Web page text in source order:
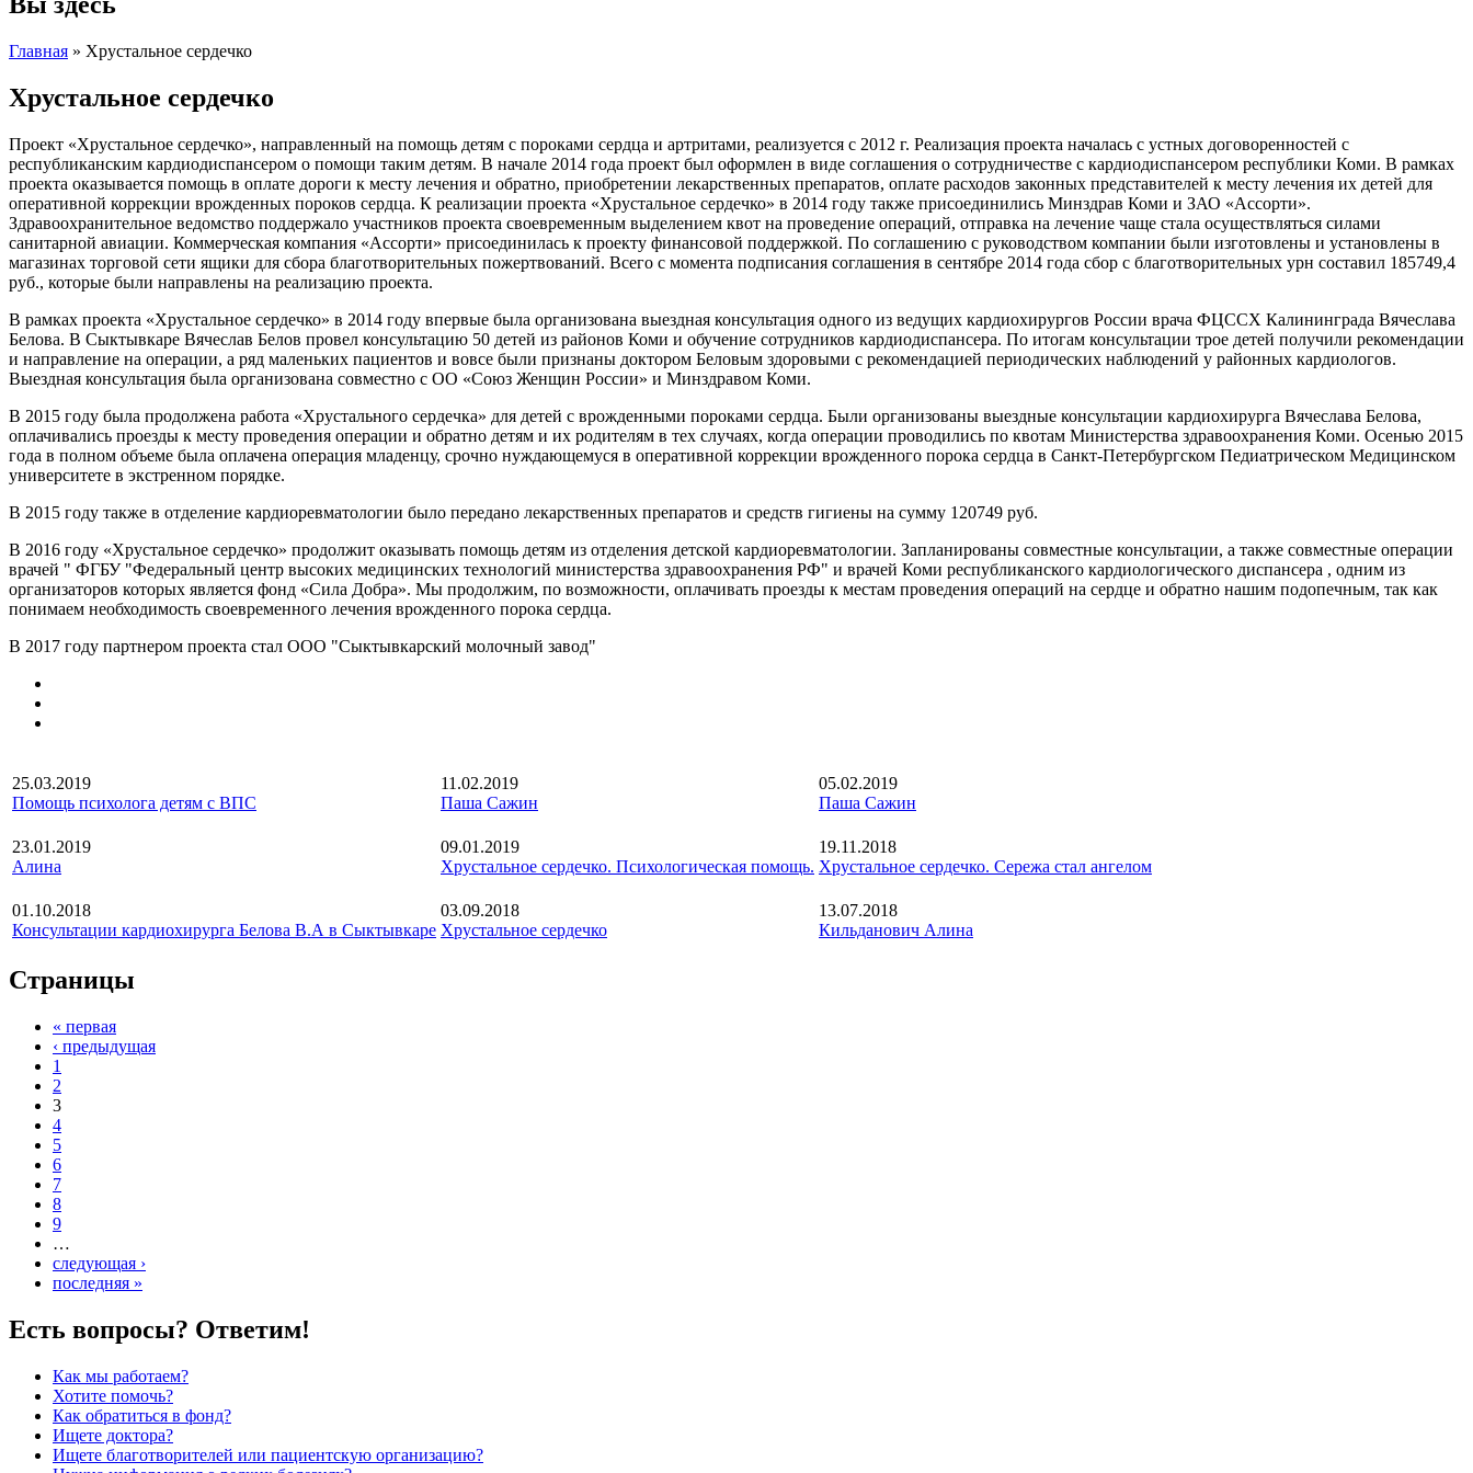
Главная » Хрустальное сердечко
Хрустальное сердечко
Проект «Хрустальное сердечко», направленный на помощь детям с пороками сердца и артритами, реализуется с 2012 г. Реализация проекта началась с устных договоренностей с
республиканским кардиодиспансером о помощи таким детям. В начале 2014 года проект был оформлен в виде соглашения о сотрудничестве с кардиодиспансером республики Коми. В рамках
проекта оказывается помощь в оплате дороги к месту лечения и обратно, приобретении лекарственных препаратов, оплате расходов законных представителей к месту лечения их детей для
оперативной коррекции врожденных пороков сердца. К реализации проекта «Хрустальное сердечко» в 2014 году также присоединились Минздрав Коми и ЗАО «Ассорти».
Здравоохранительное ведомство поддержало участников проекта своевременным выделением квот на проведение операций, отправка на лечение чаще стала осуществляться силами
санитарной авиации. Коммерческая компания «Ассорти» присоединилась к проекту финансовой поддержкой. По соглашению с руководством компании были изготовлены и установлены в
магазинах торговой сети ящики для сбора благотворительных пожертвований. Всего с момента подписания соглашения в сентябре 2014 года сбор с благотворительных урн составил 185749,4
руб., которые были направлены на реализацию проекта.
В рамках проекта «Хрустальное сердечко» в 2014 году впервые была организована выездная консультация одного из ведущих кардиохирургов России врача ФЦССХ Калининграда Вячеслава
Белова. В Сыктывкаре Вячеслав Белов провел консультацию 50 детей из районов Коми и обучение сотрудников кардиодиспансера. По итогам консультации трое детей получили рекомендации
и направление на операции, а ряд маленьких пациентов и вовсе были признаны доктором Беловым здоровыми с рекомендацией периодических наблюдений у районных кардиологов.
Выездная консультация была организована совместно с ОО «Союз Женщин России» и Минздравом Коми.
В 2015 году была продолжена работа «Хрустального сердечка» для детей с врожденными пороками сердца. Были организованы выездные консультации кардиохирурга Вячеслава Белова,
оплачивались проезды к месту проведения операции и обратно детям и их родителям в тех случаях, когда операции проводились по квотам Министерства здравоохранения Коми. Осенью 2015
года в полном объеме была оплачена операция младенцу, срочно нуждающемуся в оперативной коррекции врожденного порока сердца в Санкт-Петербургском Педиатрическом Медицинском
университете в экстренном порядке.
В 2015 году также в отделение кардиоревматологии было передано лекарственных препаратов и средств гигиены на сумму 120749 руб.
В 2016 году «Хрустальное сердечко» продолжит оказывать помощь детям из отделения детской кардиоревматологии. Запланированы совместные консультации, а также совместные операции
врачей " ФГБУ "Федеральный центр высоких медицинских технологий министерства здравоохранения РФ" и врачей Коми республиканского кардиологического диспансера , одним из
организаторов которых является фонд «Сила Добра». Мы продолжим, по возможности, оплачивать проезды к местам проведения операций на сердце и обратно нашим подопечным, так как
понимаем необходимость своевременного лечения врожденного порока сердца.
В 2017 году партнером проекта стал ООО "Сыктывкарский молочный завод"
25.03.2019
Помощь психолога детям с ВПС
11.02.2019
Паша Сажин
05.02.2019
Паша Сажин
23.01.2019
Алина
09.01.2019
Хрустальное сердечко. Психологическая помощь.
19.11.2018
Хрустальное сердечко. Сережа стал ангелом
01.10.2018
Консультации кардиохирурга Белова В.А в Сыктывкаре
03.09.2018
Хрустальное сердечко
13.07.2018
Кильданович Алина
Страницы
« первая
‹ предыдущая
1
2
3
4
5
6
7
8
9
…
следующая ›
последняя »
Есть вопросы? Ответим!
Как мы работаем?
Хотите помочь?
Как обратиться в фонд?
Ищете доктора?
Ищете благотворителей или пациентскую организацию?